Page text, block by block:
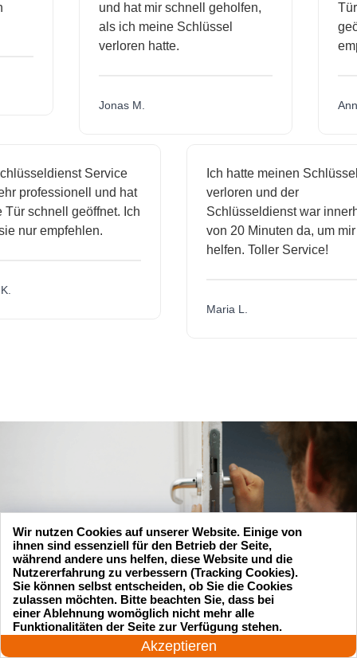
und hat mir schnell geholfen,
als ich meine Schlüssel
verloren hatte.
Jonas M.
Service
und hat
schnell geöffnet. Ich
empfehlen.
Ich hatte meinen Schlüssel
verloren und der
Schlüsseldienst war innerhalb
von 20 Minuten da, um mir zu
helfen. Toller Service!
Maria L.
24 Stunden am Tag
Akzeptieren
Wir nutzen Cookies auf unserer Website. Einige von
ihnen sind essenziell für den Betrieb der Seite,
während andere uns helfen, diese Website und die
Nutzererfahrung zu verbessern (Tracking Cookies).
Sie können selbst entscheiden, ob Sie die Cookies
zulassen möchten. Bitte beachten Sie, dass bei
einer Ablehnung womöglich nicht mehr alle
Funktionalitäten der Seite zur Verfügung stehen.